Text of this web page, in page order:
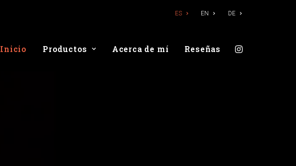
ES EN DE
Inicio Productos Acerca de mí Reseñas